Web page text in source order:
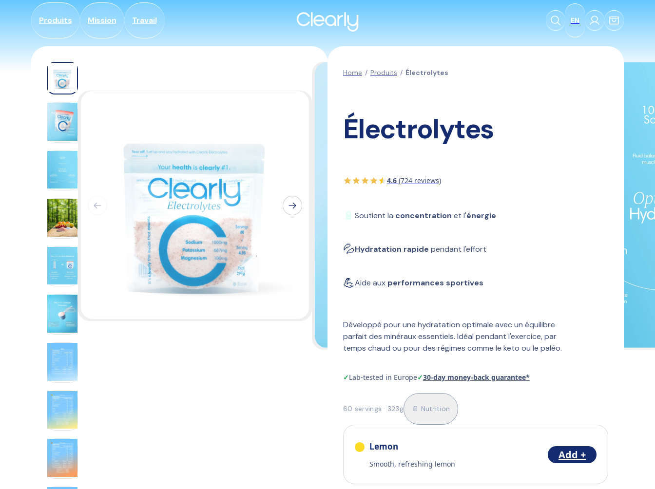
Skip to
contentProduits Mission Travail EN
Home / Produits / Électrolytes
Électrolytes
4.6 (724 reviews)
🔋 Soutient la concentration et l'énergie
💦Hydratation rapide pendant l'effort
💪Aide aux performances sportives
Développé pour une hydratation optimale avec un équilibre
parfait des minéraux essentiels. Idéal pendant l'exercice, par
temps chaud ou pour des régimes comme le keto ou le paléo.
✓Lab-tested in Europe✓30-day money-back guarantee*
60 servings · 323g 📄 Nutrition
Lemon
Smooth, refreshing lemon
Add +